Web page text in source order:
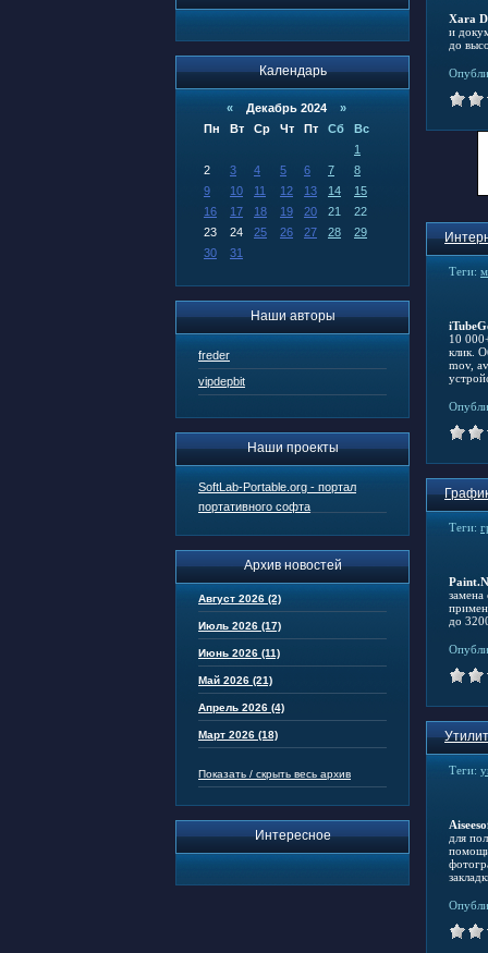
Календарь
« Декабрь 2024 »
Пн
Вт Ср Чт Пт Сб
Вс
1
2
3 4 5 6 7
8
9
10 11 12 13 14
15
16
17 18 19 20 21
22
23
24 25 26 27 28
29
30
31
Наши авторы
freder
vipdepbit
Наши проекты
SoftLab-Portable.org - портал
портативного софта
Архив новостей
Август 2026 (2)
Июль 2026 (17)
Июнь 2026 (11)
Май 2026 (21)
Апрель 2026 (4)
Март 2026 (18)
Показать / скрыть весь архив
Интересное
Xara
и
до
Теги:
10
клик.
mov,
Теги:
до
Теги:
для